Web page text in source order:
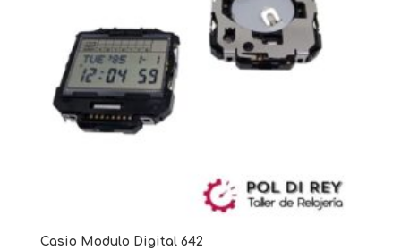
Casio Modulo Digital 642